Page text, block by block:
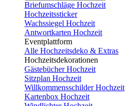
Briefumschläge Hochzeit
Hochzeitssticker
Wachssiegel Hochzeit
Antwortkarten Hochzeit
Eventplattform
Alle Hochzeitsdeko & Extras
Hochzeitsdekorationen
Gästebücher Hochzeit
Sitzplan Hochzeit
Willkommensschilder Hochzeit
Kartenbox Hochzeit